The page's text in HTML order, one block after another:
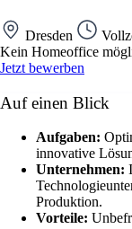
Dresden
Kein Homeoffice
Jetzt bewerben
Auf einen Blick
Aufgaben:
innovative
Unternehmen:
Produktion.
Vorteile: